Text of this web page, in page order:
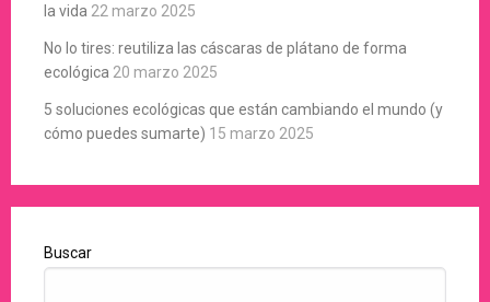
la vida 22 marzo 2025
No lo tires: reutiliza las cáscaras de plátano de forma
ecológica 20 marzo 2025
5 soluciones ecológicas que están cambiando el mundo (y
cómo puedes sumarte) 15 marzo 2025
Buscar